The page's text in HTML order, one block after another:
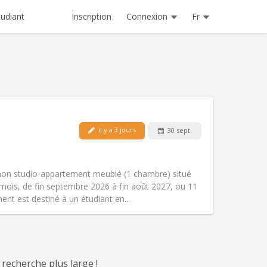
Inscription Connexion Fr
il y a 3 jours 30 sept.
studio-appartement meublé (1 chambre) situé
de fin septembre 2026 à fin août 2027, ou 11
est destiné à un étudiant en...
Autre
Atmosphère:Studieuse,
Non-fumeur
Animaux de compagnie:Non
plus large !